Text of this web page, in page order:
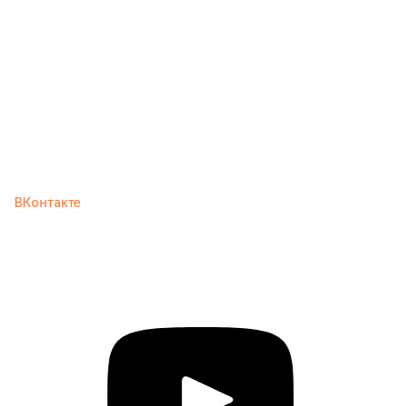
ВКонтакте